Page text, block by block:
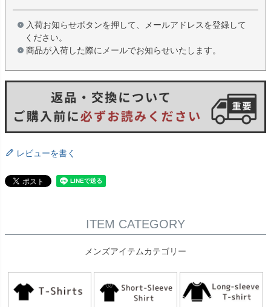
入荷お知らせボタンを押して、メールアドレスを登録して
ください。
商品が入荷した際にメールでお知らせいたします。
レビューを書く
ITEM CATEGORY
メンズアイテムカテゴリー